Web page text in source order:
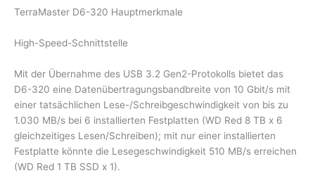
TerraMaster D6-320 Hauptmerkmale
High-Speed-Schnittstelle
Mit der Übernahme des USB 3.2 Gen2-Protokolls bietet das
D6-320 eine Datenübertragungsbandbreite von 10 Gbit/s mit
einer tatsächlichen Lese-/Schreibgeschwindigkeit von bis zu
1.030 MB/s bei 6 installierten Festplatten (WD Red 8 TB x 6
gleichzeitiges Lesen/Schreiben); mit nur einer installierten
Festplatte könnte die Lesegeschwindigkeit 510 MB/s erreichen
(WD Red 1 TB SSD x 1).